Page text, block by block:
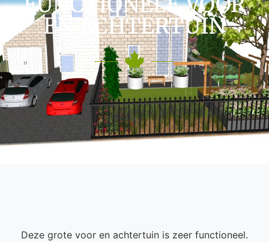
EN ACHTERTUIN
Deze grote voor en achtertuin is zeer functioneel.